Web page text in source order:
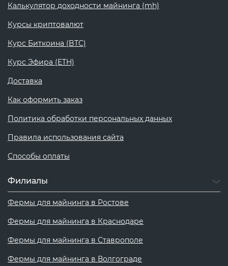
Калькулятор доходности майнинга (mh)
Курсы криптовалют
Курс Биткоина (BTC)
Курс Эфира (ETH)
Доставка
Как оформить заказ
Политика обработки персональных данных
Правила использования сайта
Способы оплаты
Филиалы
Фермы для майнинга в Ростове
Фермы для майнинга в Краснодаре
Фермы для майнинга в Ставрополе
Фермы для майнинга в Волгограде